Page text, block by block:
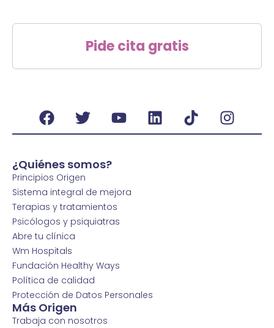
Pide cita gratis
¿Quiénes somos?
Principios Origen
Sistema integral de mejora
Terapias y tratamientos
Psicólogos y psiquiatras
Abre tu clínica
Wm Hospitals
Fundación Healthy Ways
Política de calidad
Protección de Datos Personales
Más Origen
Trabaja con nosotros